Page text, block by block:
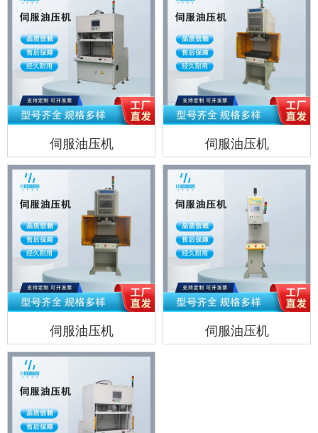
伺服油压机 伺服油压机
伺服油压机 伺服油压机